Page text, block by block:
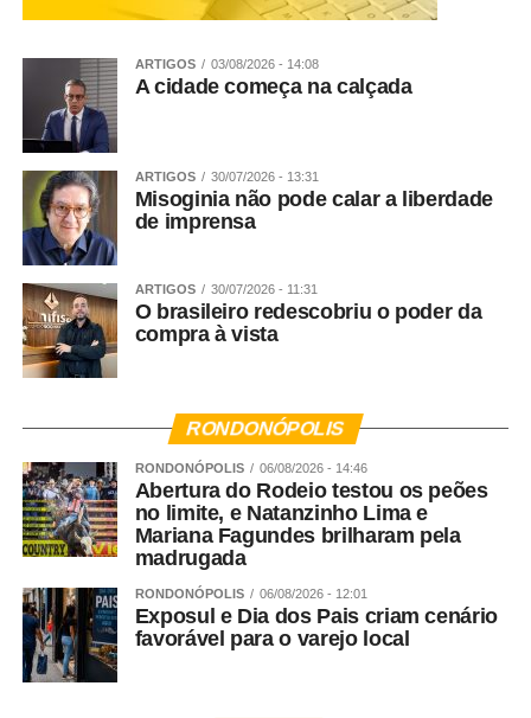
ARTIGOS 03/08/2026 - 14:08
A cidade começa na calçada
ARTIGOS 30/07/2026 - 13:31
Misoginia não pode calar a liberdade
de imprensa
ARTIGOS 30/07/2026 - 11:31
O brasileiro redescobriu o poder da
compra à vista
RONDONÓPOLIS
RONDONÓPOLIS 06/08/2026 - 14:46
Abertura do Rodeio testou os peões
no limite, e Natanzinho Lima e
Mariana Fagundes brilharam pela
madrugada
RONDONÓPOLIS 06/08/2026 - 12:01
Exposul e Dia dos Pais criam cenário
favorável para o varejo local